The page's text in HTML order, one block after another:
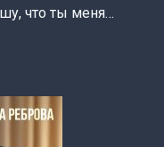
что ты меня…